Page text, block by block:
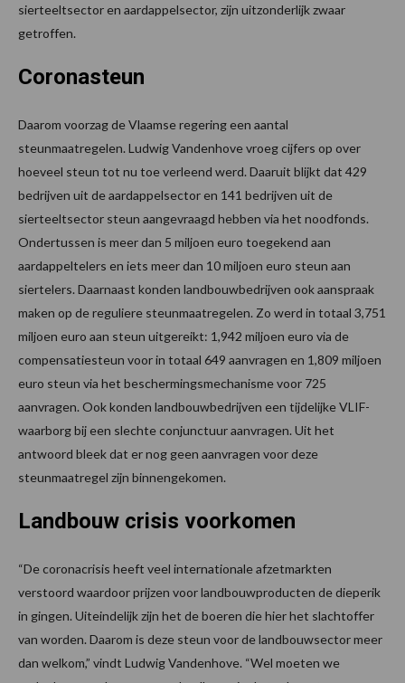
sierteeltsector en aardappelsector, zijn uitzonderlijk zwaar
getroffen.
Coronasteun
Daarom voorzag de Vlaamse regering een aantal
steunmaatregelen. Ludwig Vandenhove vroeg cijfers op over
hoeveel steun tot nu toe verleend werd. Daaruit blijkt dat 429
bedrijven uit de aardappelsector en 141 bedrijven uit de
sierteeltsector steun aangevraagd hebben via het noodfonds.
Ondertussen is meer dan 5 miljoen euro toegekend aan
aardappeltelers en iets meer dan 10 miljoen euro steun aan
siertelers. Daarnaast konden landbouwbedrijven ook aanspraak
maken op de reguliere steunmaatregelen. Zo werd in totaal 3,751
miljoen euro aan steun uitgereikt: 1,942 miljoen euro via de
compensatiesteun voor in totaal 649 aanvragen en 1,809 miljoen
euro steun via het beschermingsmechanisme voor 725
aanvragen. Ook konden landbouwbedrijven een tijdelijke VLIF-
waarborg bij een slechte conjunctuur aanvragen. Uit het
antwoord bleek dat er nog geen aanvragen voor deze
steunmaatregel zijn binnengekomen.
Landbouw crisis voorkomen
“De coronacrisis heeft veel internationale afzetmarkten
verstoord waardoor prijzen voor landbouwproducten de dieperik
in gingen. Uiteindelijk zijn het de boeren die hier het slachtoffer
van worden. Daarom is deze steun voor de landbouwsector meer
dan welkom,” vindt Ludwig Vandenhove. “Wel moeten we